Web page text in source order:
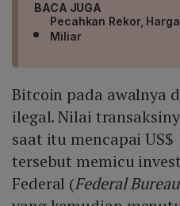
BACA JUGA
Pecahkan Rekor,
Miliar
Bitcoin pada awalnya
ilegal. Nilai
saat itu mencapai
tersebut memicu
Federal (Federal